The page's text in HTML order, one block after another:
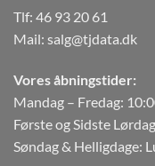
Tlf: 46 93 20 61
Mail: salg@tjdata.dk
Vores åbningstider:
Mandag – Fredag:
Første og Sidste
Søndag & Helligdage: